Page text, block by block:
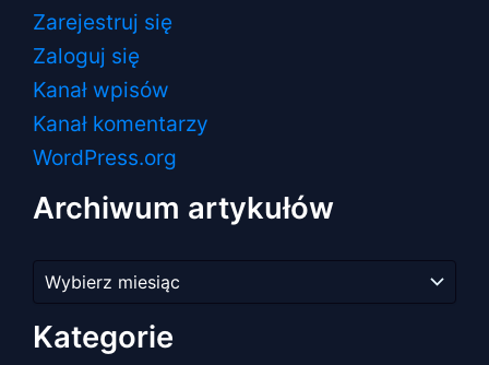
Zarejestruj się
Zaloguj się
Kanał wpisów
Kanał komentarzy
WordPress.org
Archiwum artykułów
artykułów
Kategorie